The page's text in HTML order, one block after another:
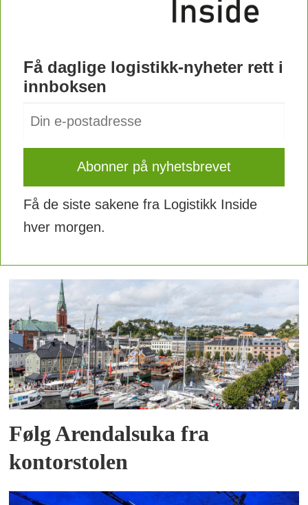
Få daglige logistikk-nyheter rett i
innboksen
Få de siste sakene fra Logistikk Inside
hver morgen.
Følg Arendalsuka fra
kontorstolen